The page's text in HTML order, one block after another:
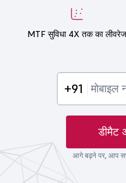
MTF सुविधा 4X तक का लीवरेज
+91
डीमैट
आगे बढ़ने पर, आप